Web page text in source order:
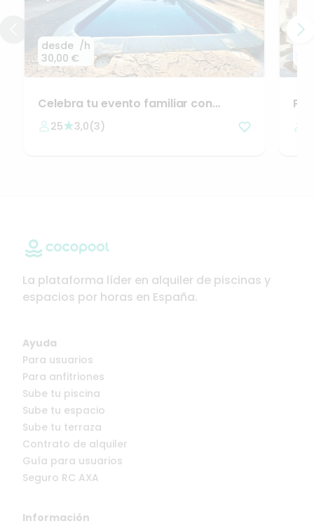
desde
30,00 €
/h
Celebra tu evento familiar con
piscina
jardín
25 3,0(3)
La plataforma líder en alquiler de piscinas y
espacios por horas en España.
Ayuda
Para usuarios
Para anfitriones
Sube tu piscina
Sube tu espacio
Sube tu terraza
Contrato de alquiler
Guía para usuarios
Seguro RC AXA
Información